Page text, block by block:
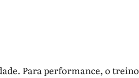
Para performance, o treino